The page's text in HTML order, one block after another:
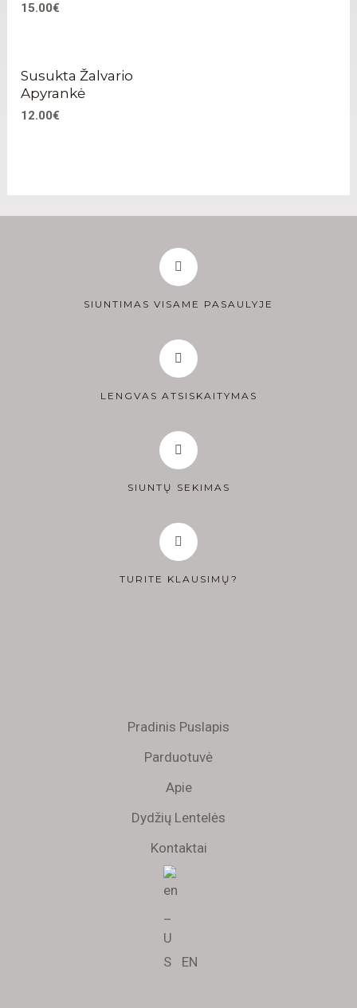
15.00€
Susukta Žalvario
Apyrankė
12.00€
SIUNTIMAS VISAME PASAULYJE
LENGVAS ATSISKAITYMAS
SIUNTŲ SEKIMAS
TURITE KLAUSIMŲ?
Pradinis Puslapis
Parduotuvė
Apie
Dydžių Lentelės
Kontaktai
EN